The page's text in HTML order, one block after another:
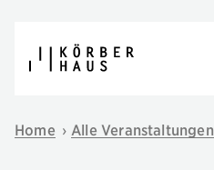
Home › Alle Veranstaltungen